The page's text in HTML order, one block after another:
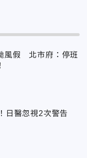
風假 北市府：停班
日醫忽視2次警告